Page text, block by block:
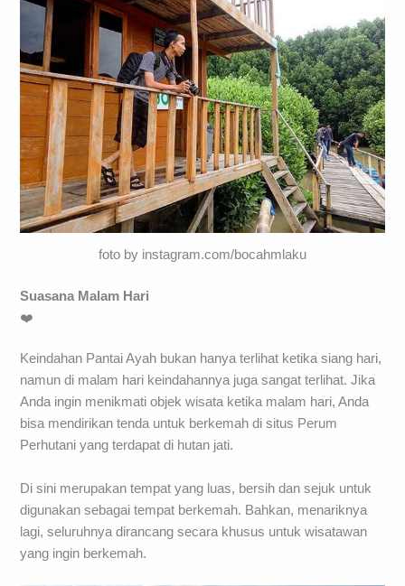
foto by instagram.com/bocahmlaku
Suasana Malam Hari
❤️
Keindahan Pantai Ayah bukan hanya terlihat ketika siang hari,
namun di malam hari keindahannya juga sangat terlihat. Jika
Anda ingin menikmati objek wisata ketika malam hari, Anda
bisa mendirikan tenda untuk berkemah di situs Perum
Perhutani yang terdapat di hutan jati.
Di sini merupakan tempat yang luas, bersih dan sejuk untuk
digunakan sebagai tempat berkemah. Bahkan, menariknya
lagi, seluruhnya dirancang secara khusus untuk wisatawan
yang ingin berkemah.